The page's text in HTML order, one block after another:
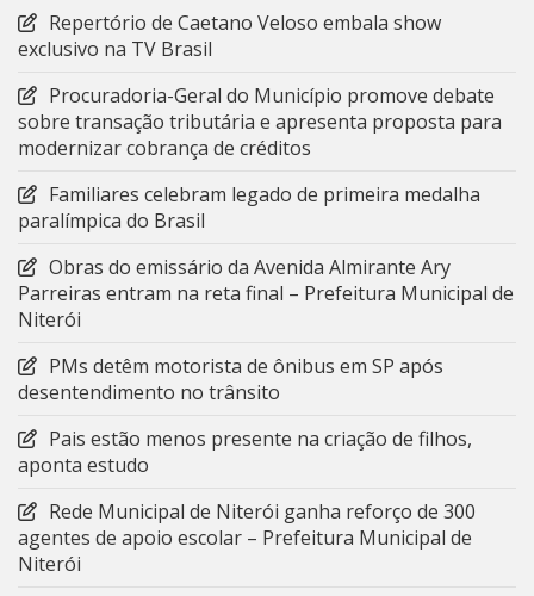
Repertório de Caetano Veloso embala show
exclusivo na TV Brasil
Procuradoria-Geral do Município promove debate
sobre transação tributária e apresenta proposta para
modernizar cobrança de créditos
Familiares celebram legado de primeira medalha
paralímpica do Brasil
Obras do emissário da Avenida Almirante Ary
Parreiras entram na reta final – Prefeitura Municipal de
Niterói
PMs detêm motorista de ônibus em SP após
desentendimento no trânsito
Pais estão menos presente na criação de filhos,
aponta estudo
Rede Municipal de Niterói ganha reforço de 300
agentes de apoio escolar – Prefeitura Municipal de
Niterói